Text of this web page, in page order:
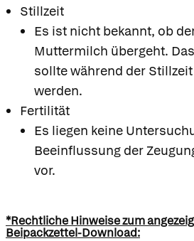
Stillzeit
Es ist nicht bekannt, ob
Muttermilch übergeht.
sollte während der
werden.
Fertilität
Es liegen keine
Beeinflussung der
vor.
*Rechtliche Hinweise zum
Beipackzettel-Download: